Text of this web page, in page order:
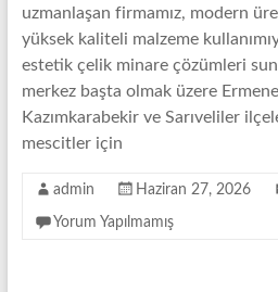
Firması
Çelik
Minare,
Çelik
Minare
uzmanlaşan firmamız, modern
yüksek kaliteli malzeme
estetik çelik minare çözümleri
merkez başta olmak üzere
Kazımkarabekir ve Sarıveliler
mescitler için
admin Haziran 27, 2026
Yorum Yapılmamış